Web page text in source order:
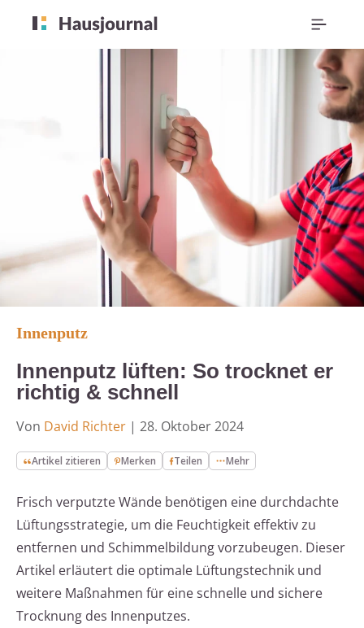
Innenputz
Innenputz lüften: So trocknet er
richtig & schnell
Von David Richter | 28. Oktober 2024
Artikel zitieren Merken Teilen Mehr
Frisch verputzte Wände benötigen eine durchdachte
Lüftungsstrategie, um die Feuchtigkeit effektiv zu
entfernen und Schimmelbildung vorzubeugen. Dieser
Artikel erläutert die optimale Lüftungstechnik und
weitere Maßnahmen für eine schnelle und sichere
Trocknung des Innenputzes.